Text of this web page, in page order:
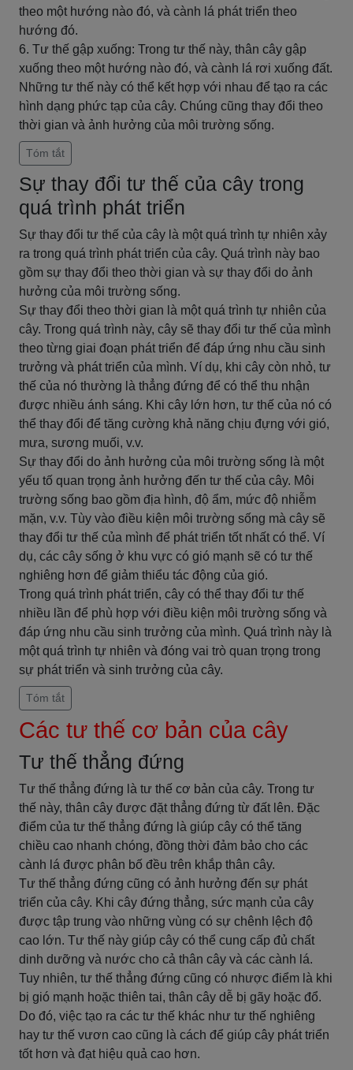
theo một hướng nào đó, và cành lá phát triển theo
hướng đó.
6. Tư thế gập xuống: Trong tư thế này, thân cây gập
xuống theo một hướng nào đó, và cành lá rơi xuống đất.
Những tư thế này có thể kết hợp với nhau để tạo ra các
hình dạng phức tạp của cây. Chúng cũng thay đổi theo
thời gian và ảnh hưởng của môi trường sống.
Tóm tắt
Sự thay đổi tư thế của cây trong
quá trình phát triển
Sự thay đổi tư thế của cây là một quá trình tự nhiên xảy
ra trong quá trình phát triển của cây. Quá trình này bao
gồm sự thay đổi theo thời gian và sự thay đổi do ảnh
hưởng của môi trường sống.
Sự thay đổi theo thời gian là một quá trình tự nhiên của
cây. Trong quá trình này, cây sẽ thay đổi tư thế của mình
theo từng giai đoạn phát triển để đáp ứng nhu cầu sinh
trưởng và phát triển của mình. Ví dụ, khi cây còn nhỏ, tư
thế của nó thường là thẳng đứng để có thể thu nhận
được nhiều ánh sáng. Khi cây lớn hơn, tư thế của nó có
thể thay đổi để tăng cường khả năng chịu đựng với gió,
mưa, sương muối, v.v.
Sự thay đổi do ảnh hưởng của môi trường sống là một
yếu tố quan trọng ảnh hưởng đến tư thế của cây. Môi
trường sống bao gồm địa hình, độ ẩm, mức độ nhiễm
mặn, v.v. Tùy vào điều kiện môi trường sống mà cây sẽ
thay đổi tư thế của mình để phát triển tốt nhất có thể. Ví
dụ, các cây sống ở khu vực có gió mạnh sẽ có tư thế
nghiêng hơn để giảm thiểu tác động của gió.
Trong quá trình phát triển, cây có thể thay đổi tư thế
nhiều lần để phù hợp với điều kiện môi trường sống và
đáp ứng nhu cầu sinh trưởng của mình. Quá trình này là
một quá trình tự nhiên và đóng vai trò quan trọng trong
sự phát triển và sinh trưởng của cây.
Tóm tắt
Các tư thế cơ bản của cây
Tư thế thẳng đứng
Tư thế thẳng đứng là tư thế cơ bản của cây. Trong tư
thế này, thân cây được đặt thẳng đứng từ đất lên. Đặc
điểm của tư thế thẳng đứng là giúp cây có thể tăng
chiều cao nhanh chóng, đồng thời đảm bảo cho các
cành lá được phân bố đều trên khắp thân cây.
Tư thế thẳng đứng cũng có ảnh hưởng đến sự phát
triển của cây. Khi cây đứng thẳng, sức mạnh của cây
được tập trung vào những vùng có sự chênh lệch độ
cao lớn. Tư thế này giúp cây có thể cung cấp đủ chất
dinh dưỡng và nước cho cả thân cây và các cành lá.
Tuy nhiên, tư thế thẳng đứng cũng có nhược điểm là khi
bị gió mạnh hoặc thiên tai, thân cây dễ bị gãy hoặc đổ.
Do đó, việc tạo ra các tư thế khác như tư thế nghiêng
hay tư thế vươn cao cũng là cách để giúp cây phát triển
tốt hơn và đạt hiệu quả cao hơn.